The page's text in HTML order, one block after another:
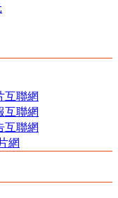
互聯網
互聯網
互聯網
網